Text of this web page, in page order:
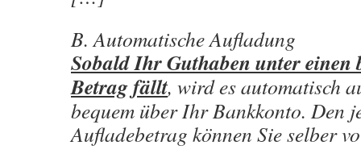
B. Automatische Aufladung
Sobald Ihr Guthaben unter einen
Betrag fällt, wird es automatisch
bequem über Ihr Bankkonto. Den
Aufladebetrag können Sie selber